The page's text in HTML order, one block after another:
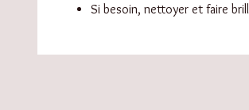
Si besoin, nettoyer et faire